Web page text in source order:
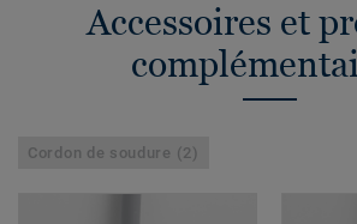
Accessoires et
Cordon de soudure (2)